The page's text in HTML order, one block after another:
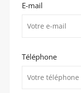
E-mail
Téléphone